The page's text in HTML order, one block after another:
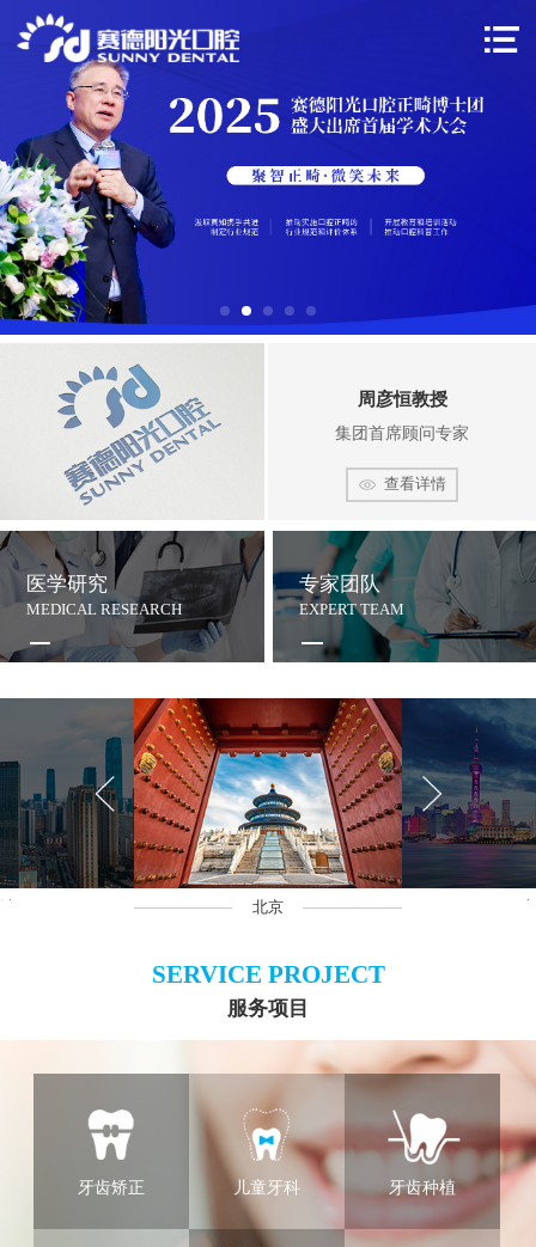
周彦恒教授
集团首席顾问专家
查看详情
医学研究
MEDICAL RESEARCH
专家团队
EXPERT TEAM
北京
SERVICE PROJECT
服务项目
牙齿矫正 儿童牙科 牙齿种植